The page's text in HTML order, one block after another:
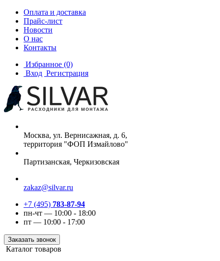
Оплата и доставка
Прайс-лист
Новости
О нас
Контакты
Избранное (0)
Вход Регистрация
Москва, ул. Вернисажная, д. 6,
территория "ФОП Измайлово"
Партизанская, Черкизовская
zakaz@silvar.ru
+7 (495) 783-87-94
пн-чт — 10:00 - 18:00
пт — 10:00 - 17:00
Заказать звонок
Каталог товаров